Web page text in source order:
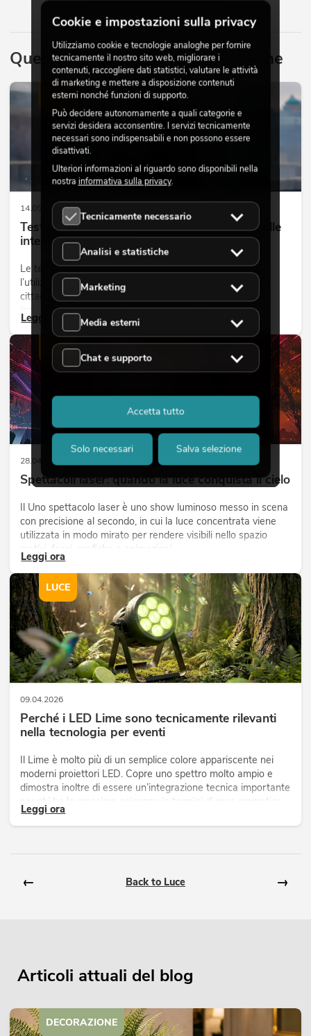
Questo potrebbe interessarti anche
14.05.2026
Teste mobili outdoor: teste mobili resistenti alle
intemperie per eventi
Le teste mobili outdoor sono proiettori motorizzati per
l’utilizzo all’aperto. Vengono impiegate in festival, feste
cittadine, concerti open-air, allestimenti architetturali e
installazioni temporanee all’esterno.
Leggi ora
LUCE
28.04.2026
Spettacoli laser: quando la luce conquista il cielo
Il Uno spettacolo laser è uno show luminoso messo in scena
con precisione al secondo, in cui la luce concentrata viene
utilizzata in modo mirato per rendere visibili nello spazio
motivi, fasci, grafiche o animazioni.
Leggi ora
LUCE
09.04.2026
Perché i LED Lime sono tecnicamente rilevanti
nella tecnologia per eventi
Il Lime è molto più di un semplice colore appariscente nei
moderni proiettori LED. Copre uno spettro molto ampio e
dimostra inoltre di essere un’integrazione tecnica importante
per chi ha le massime esigenze in termini di resa cromatica
ed effetto naturale.
Leggi ora
LUCE
← Back to Luce →
Articoli attuali del blog
DECORAZIONE
Cookie e impostazioni sulla privacy
Utilizziamo cookie e tecnologie analoghe per fornire
tecnicamente il nostro sito web, migliorare i
contenuti, raccogliere dati statistici, valutare le attività
di marketing e mettere a disposizione contenuti
esterni nonché funzioni di supporto.
Può decidere autonomamente a quali categorie e
servizi desidera acconsentire. I servizi tecnicamente
necessari sono indispensabili e non possono essere
disattivati.
Ulteriori informazioni al riguardo sono disponibili nella
nostra informativa sulla privacy.
Tecnicamente necessario
Analisi e statistiche
Marketing
Media esterni
Chat e supporto
Solo necessari Salva selezione
Accetta tutto